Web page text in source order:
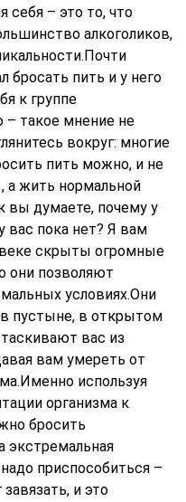
себя – это то, что
алкоголиков,
бросать пить и у него
к группе
– такое мнение не
вокруг: многие
пить можно, и не
а жить нормальной
вы думаете, почему у
вас пока нет? Я вам
скрыты огромные
они позволяют
условиях.Они
пустыне, в открытом
вас из
вам умереть от
используя
организма к
бросить
экстремальная
приспособиться –
и это